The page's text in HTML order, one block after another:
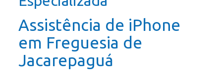
Assistência de iPhone
em Freguesia de
Jacarepaguá